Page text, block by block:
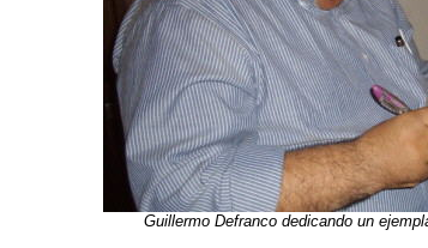
Guillermo Defranco dedicando un